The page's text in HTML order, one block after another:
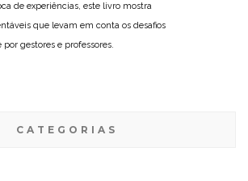
de experiências, este livro mostra
que levam em conta os desafios
gestores e professores.
CATEGORIAS